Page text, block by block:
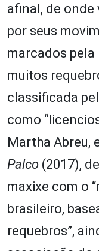
afinal, de onde
por seus
marcados
muitos
classificada
como
Martha Abreu,
Palco (2017),
maxixe com o
brasileiro,
requebros”,